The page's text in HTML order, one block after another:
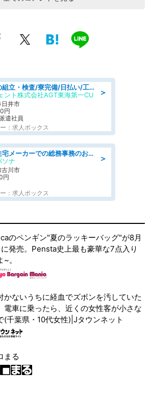
＞
電子部品の組立・検査/寮完備/日払い/工場・製造
ント株式会社AGT東海第一CU
日井市
円
遣社員
：求人ボックス
＞
8月開始/住宅メーカーでの総務事務のお仕事/駅近/即日勤務可/一般事務/人事労務
ソナ
古川市
円
：求人ボックス
のペンギン"夏のラッキーバッグ"が8月
発売。Pensta史上最も豪華な7点入り
~。
かないうちに経血でズボンを汚していた
電車に乗ったら、近くの女性客が小さな
(千葉県・10代女性)|Jタウンネット
まる